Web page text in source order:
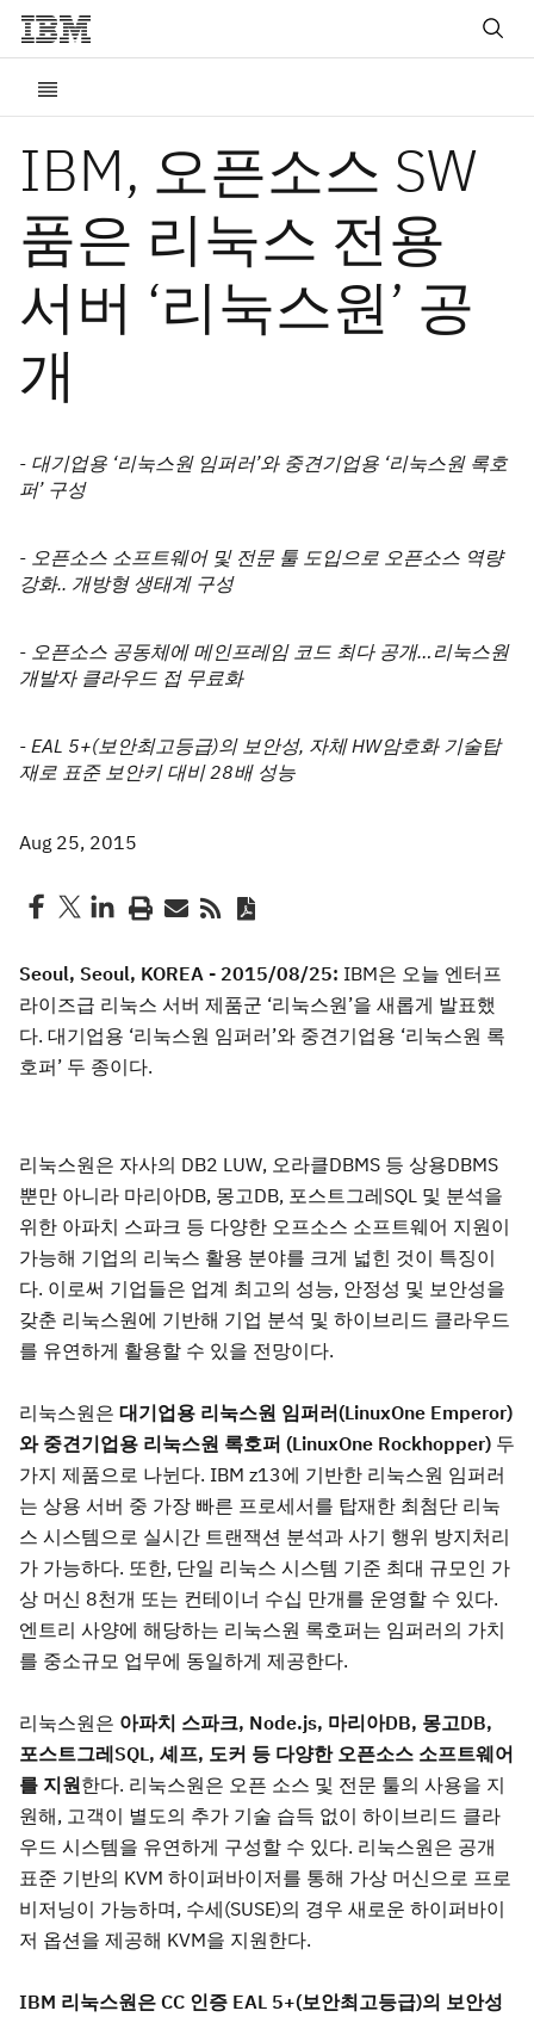
IBM, 오픈소스 SW
품은 리눅스 전용
서버 ‘리눅스원’ 공
개
- 대기업용 ‘리눅스원 임퍼러’와 중견기업용 ‘리눅스원 록호
퍼’ 구성
- 오픈소스 소프트웨어 및 전문 툴 도입으로 오픈소스 역량
강화.. 개방형 생태계 구성
- 오픈소스 공동체에 메인프레임 코드 최다 공개…리눅스원
개발자 클라우드 접 무료화
- EAL 5+(보안최고등급)의 보안성, 자체 HW암호화 기술탑
재로 표준 보안키 대비 28배 성능
Aug 25, 2015
Seoul, Seoul, KOREA - 2015/08/25: IBM은 오늘 엔터프
라이즈급 리눅스 서버 제품군 ‘리눅스원’을 새롭게 발표했
다. 대기업용 ‘리눅스원 임퍼러’와 중견기업용 ‘리눅스원 록
호퍼’ 두 종이다.
리눅스원은 자사의 DB2 LUW, 오라클DBMS 등 상용DBMS
뿐만 아니라 마리아DB, 몽고DB, 포스트그레SQL 및 분석을
위한 아파치 스파크 등 다양한 오프소스 소프트웨어 지원이
가능해 기업의 리눅스 활용 분야를 크게 넓힌 것이 특징이
다. 이로써 기업들은 업계 최고의 성능, 안정성 및 보안성을
갖춘 리눅스원에 기반해 기업 분석 및 하이브리드 클라우드
를 유연하게 활용할 수 있을 전망이다.
리눅스원은 대기업용 리눅스원 임퍼러(LinuxOne Emperor)
와 중견기업용 리눅스원 록호퍼 (LinuxOne Rockhopper) 두
가지 제품으로 나뉜다. IBM z13에 기반한 리눅스원 임퍼러
는 상용 서버 중 가장 빠른 프로세서를 탑재한 최첨단 리눅
스 시스템으로 실시간 트랜잭션 분석과 사기 행위 방지처리
가 가능하다. 또한, 단일 리눅스 시스템 기준 최대 규모인 가
상 머신 8천개 또는 컨테이너 수십 만개를 운영할 수 있다.
엔트리 사양에 해당하는 리눅스원 록호퍼는 임퍼러의 가치
를 중소규모 업무에 동일하게 제공한다.
리눅스원은 아파치 스파크, Node.js, 마리아DB, 몽고DB,
포스트그레SQL, 셰프, 도커 등 다양한 오픈소스 소프트웨어
를 지원한다. 리눅스원은 오픈 소스 및 전문 툴의 사용을 지
원해, 고객이 별도의 추가 기술 습득 없이 하이브리드 클라
우드 시스템을 유연하게 구성할 수 있다. 리눅스원은 공개
표준 기반의 KVM 하이퍼바이저를 통해 가상 머신으로 프로
비저닝이 가능하며, 수세(SUSE)의 경우 새로운 하이퍼바이
저 옵션을 제공해 KVM을 지원한다.
IBM 리눅스원은 CC 인증 EAL 5+(보안최고등급)의 보안성